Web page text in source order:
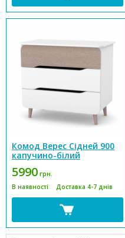
Комод Верес Сідней 900
капучино-білий
5990 грн.
В наявності Доставка 4-7 днів